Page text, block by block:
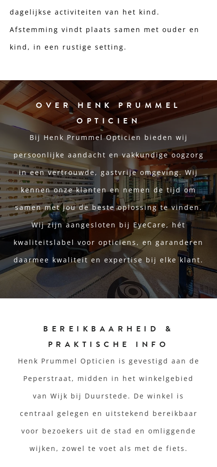
dagelijkse activiteiten van het kind.
Afstemming vindt plaats samen met ouder en
kind, in een rustige setting.
OVER HENK PRUMMEL
OPTICIEN
Bij Henk Prummel Opticien bieden wij
persoonlijke aandacht en vakkundige oogzorg
in een vertrouwde, gastvrije omgeving. Wij
kennen onze klanten en nemen de tijd om
samen met jou de beste oplossing te vinden.
Wij zijn aangesloten bij EyeCare, hét
kwaliteitslabel voor opticiens, en garanderen
daarmee kwaliteit en expertise bij elke klant.
BEREIKBAARHEID &
PRAKTISCHE INFO
Henk Prummel Opticien is gevestigd aan de
Peperstraat, midden in het winkelgebied
van Wijk bij Duurstede. De winkel is
centraal gelegen en uitstekend bereikbaar
voor bezoekers uit de stad en omliggende
wijken, zowel te voet als met de fiets.